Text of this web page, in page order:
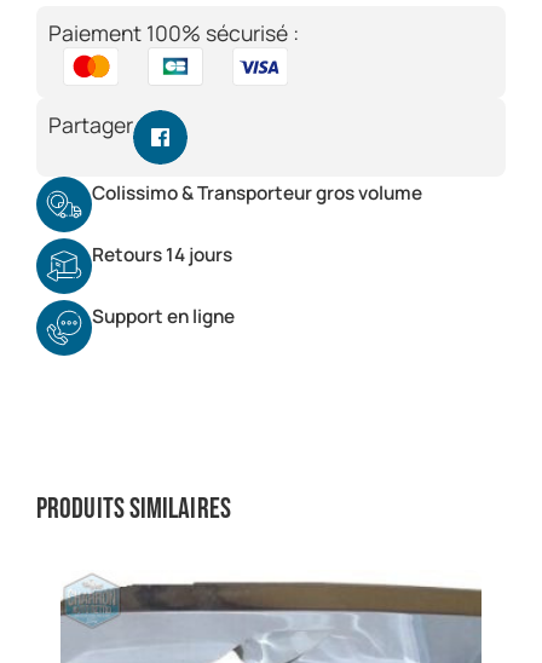
Paiement 100% sécurisé :
Partager
Colissimo & Transporteur gros volume
Retours 14 jours
Support en ligne
Produits similaires